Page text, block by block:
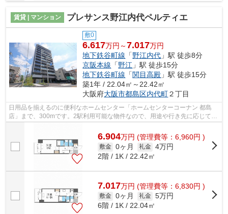
賃貸 | マンション プレサンス野江内代ペルティエ
敷0
6.617万円～7.017万円
地下鉄谷町線 「野江内代 」駅 徒歩8分
京阪本線 「野江 」駅 徒歩15分
地下鉄谷町線 「関目高殿 」駅 徒歩15分
築1年 / 22.04㎡～22.42㎡
大阪府大阪市都島区内代町２丁目
日用品を揃えるのに便利なホームセンター「ホームセンターコーナン 都島
店」まで、300mです。2駅利用可能な物件なので、用途や行き先に応じて経
路を選択できます。共用部にはエレベー...
6.904万円 (管理費等：6,960円 )
敷金 0ヶ月 礼金 4万円
2階 / 1K / 22.42㎡
7.017万円 (管理費等：6,830円 )
敷金 0ヶ月 礼金 5万円
6階 / 1K / 22.04㎡